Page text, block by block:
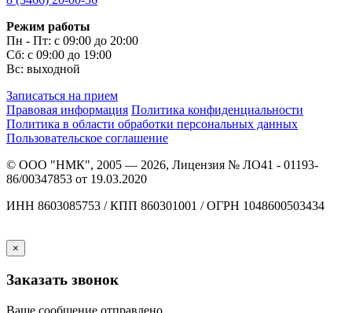
Режим работы
Пн - Пт: с 09:00 до 20:00
Сб: с 09:00 до 19:00
Вс: выходной
Записаться на прием
Правовая информация Политика конфиденциальности
Политика в области обработки персональных данных
Пользовательское соглашение
© ООО "НМК", 2005 — 2026, Лицензия № ЛО41 - 01193-
86/00347853 от 19.03.2020
ИНН 8603085753 / КПП 860301001 / ОГРН 1048600503434
×
Заказать звонок
Ваше сообщение отправлено.